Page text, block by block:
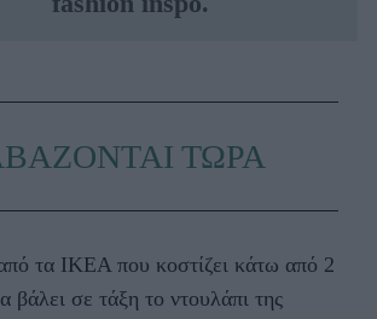
ΤΩΡΑ
τα IKEA που κοστίζει κάτω από 2
βάλει σε τάξη το ντουλάπι της